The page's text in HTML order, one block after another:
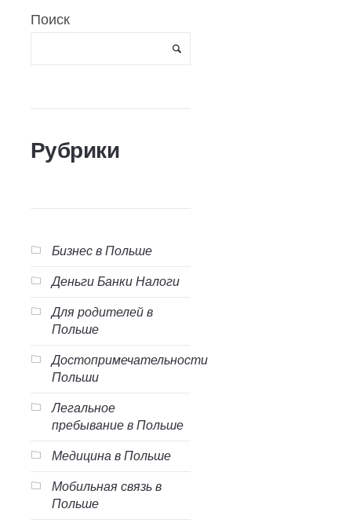
Поиск
Рубрики
Бизнес в Польше
Деньги Банки Налоги
Для родителей в
Польше
Достопримечательности
Польши
Легальное
пребывание в Польше
Медицина в Польше
Мобильная связь в
Польше